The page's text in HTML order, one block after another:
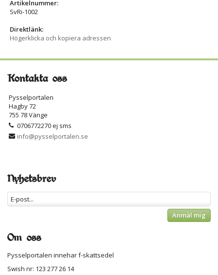
Artikelnummer:
SvRi-1002
Direktlänk:
Högerklicka och kopiera adressen
Kontakta oss
Pysselportalen
Hagby 72
755 78 Vänge
0706772270 ej sms
info@pysselportalen.se
Nyhetsbrev
Anmäl mig
Om oss
Pysselportalen innehar f-skattsedel
Swish nr: 123 277 26 14